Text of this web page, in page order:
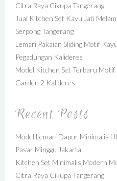
Citra Raya Cikupa Tangerang
Jual Kitchen Set Kayu Jati
Serpong Tangerang
Lemari Pakaian Sliding Motif
Pegadungan Kalideres
Model Kitchen Set Terbaru
Garden 2 Kalideres
Recent Posts
Model Lemari Dapur Minimalis
Pasar Minggu Jakarta
Kitchen Set Minimalis Modern
Citra Raya Cikupa Tangerang